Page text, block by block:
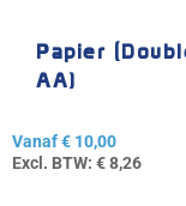
Papier
AA)
Vanaf€ 10,00
Excl. BTW: €8,26
gekozen
worden
productpagina